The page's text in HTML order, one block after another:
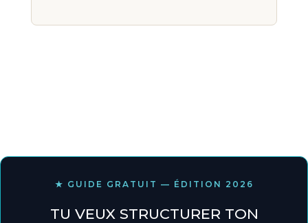
★ GUIDE GRATUIT — ÉDITION 2026
TU VEUX STRUCTURER TON